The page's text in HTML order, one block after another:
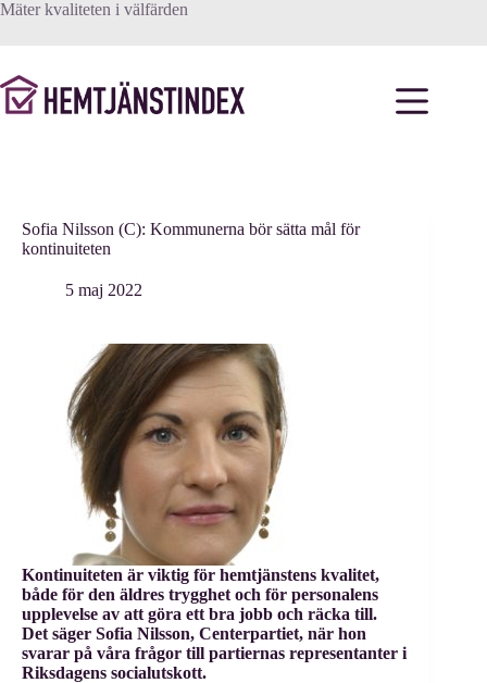
Hoppa
Mäter kvaliteten i välfärden
Sofia Nilsson (C): Kommunerna bör sätta mål för
kontinuiteten
5 maj 2022
Kontinuiteten är viktig för hemtjänstens kvalitet,
både för den äldres trygghet och för personalens
upplevelse av att göra ett bra jobb och räcka till.
Det säger Sofia Nilsson, Centerpartiet, när hon
svarar på våra frågor till partiernas representanter i
Riksdagens socialutskott.